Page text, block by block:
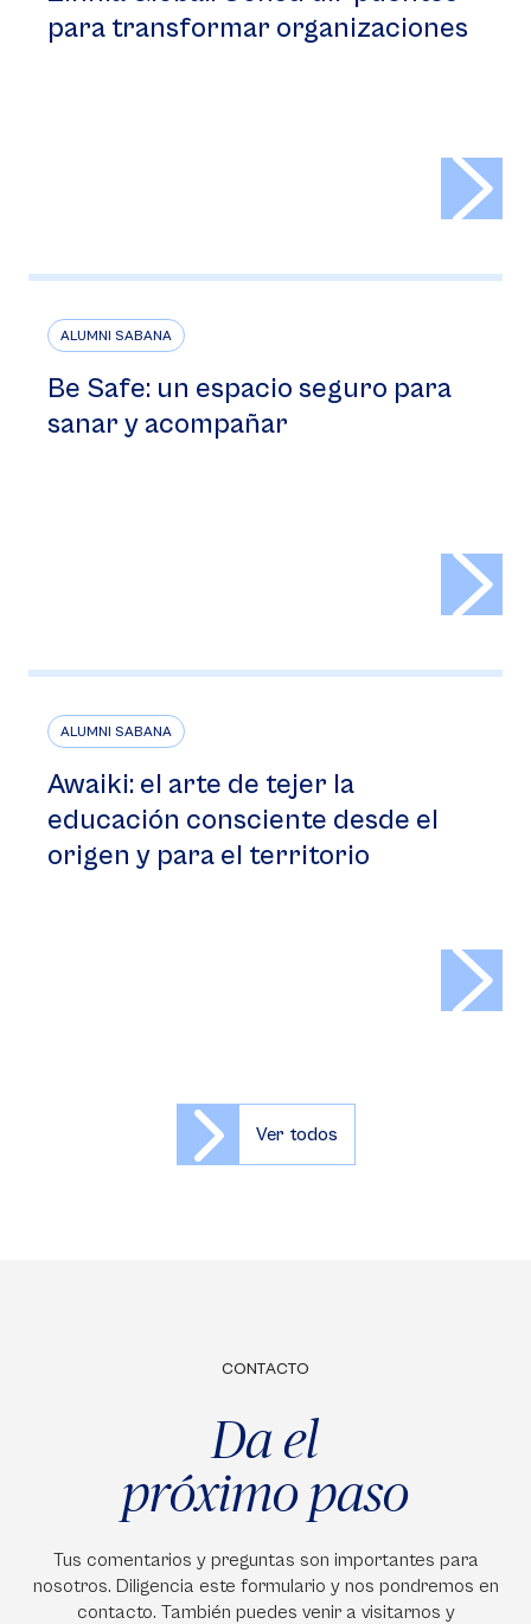
para transformar organizaciones
ALUMNI SABANA
Be Safe: un espacio seguro para
sanar y acompañar
ALUMNI SABANA
Awaiki: el arte de tejer la
educación consciente desde el
origen y para el territorio
Ver todos
CONTACTO
Da el
próximo paso
Tus comentarios y preguntas son importantes para
nosotros. Diligencia este formulario y nos pondremos en
contacto. También puedes venir a visitarnos y